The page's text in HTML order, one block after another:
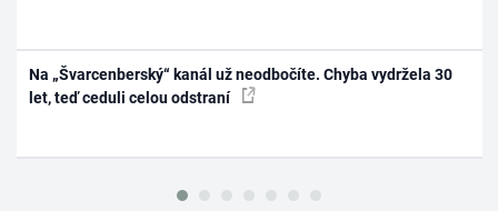
Na „Švarcenberský“ kanál už neodbočíte. Chyba vydržela 30
let, teď ceduli celou odstraní